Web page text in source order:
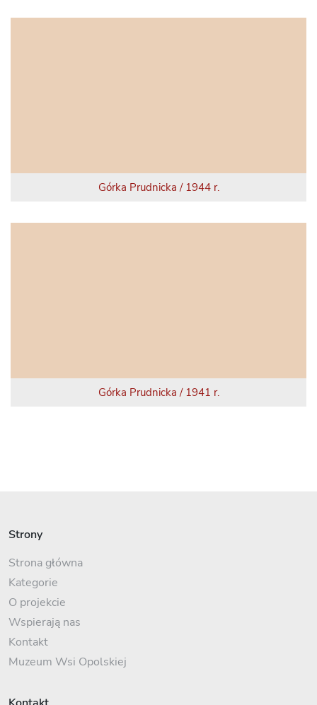
Górka Prudnicka / 1944 r.
Górka Prudnicka / 1941 r.
Strony
Strona główna
Kategorie
O projekcie
Wspierają nas
Kontakt
Muzeum Wsi Opolskiej